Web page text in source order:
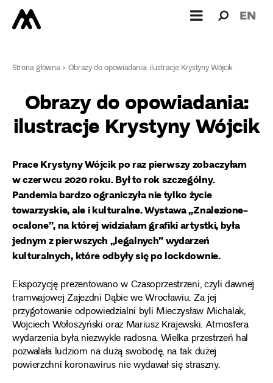
dla: EN
Strona główna>Obrazy do opowiadania: ilustracje Krystyny Wójcik
Obrazy do opowiadania:
ilustracje Krystyny Wójcik
Prace Krystyny Wójcik po raz pierwszy zobaczyłam
w czerwcu 2020 roku. Był to rok szczególny.
Pandemia bardzo ograniczyła nie tylko życie
towarzyskie, ale i kulturalne. Wystawa „Znalezione-
ocalone”, na której widziałam grafiki artystki, była
jednym z pierwszych „legalnych” wydarzeń
kulturalnych, które odbyły się po lockdownie.
Ekspozycję prezentowano w Czasoprzestrzeni, czyli dawnej
tramwajowej Zajezdni Dąbie we Wrocławiu. Za jej
przygotowanie odpowiedzialni byli Mieczysław Michalak,
Wojciech Wołoszyński oraz Mariusz Krajewski. Atmosfera
wydarzenia była niezwykle radosna. Wielka przestrzeń hal
pozwalała ludziom na dużą swobodę, na tak dużej
powierzchni koronawirus nie wydawał się straszny.